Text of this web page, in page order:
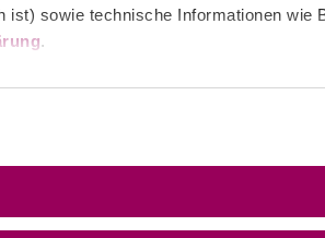
ist) sowie technische Informationen
.